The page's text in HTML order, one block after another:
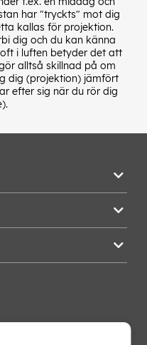
har "tryckts" mot dig
kallas för projektion.
dig och du kan känna
i luften betyder det att
alltså skillnad på om
dig (projektion) jämfört
efter sig när du rör dig